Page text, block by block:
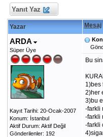
Yanıt Yaz
Yazar Mesaj
ARDA
Süper Üye
Kayıt Tarihi: 20-Ocak-2007
Konum: İstanbul
Aktif Durum: Aktif Değil
Gönderilenler: 192
Bu
1)bes
2)her
3)bu
-farkli
-farkli
-farkli